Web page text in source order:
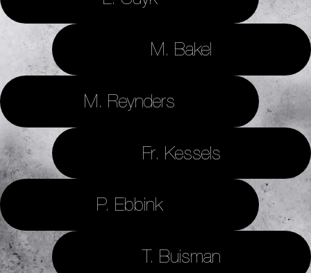
M. Bakel
M. Reynders
Fr. Kessels
P. Ebbink
T. Buisman